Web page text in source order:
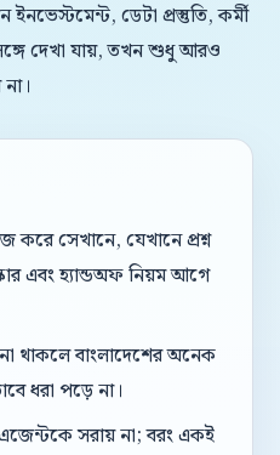
ইনভেস্টমেন্ট, ডেটা প্রস্তুতি, কর্মী
দেখা যায়, তখন শুধু আরও
সেখানে, যেখানে প্রশ্ন
এবং হ্যান্ডঅফ নিয়ম আগে
থাকলে বাংলাদেশের অনেক
ধরা পড়ে না।
সরায় না; বরং একই